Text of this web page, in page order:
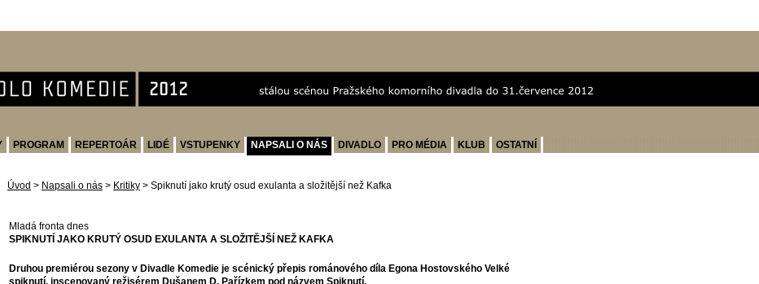
PROGRAM REPERTOÁR LIDÉ VSTUPENKY NAPSALI O NÁS DIVADLO PRO MÉDIA KLUB
OSTATNÍ
Úvod > Napsali o nás > Kritiky > Spiknutí jako krutý osud exulanta a složitější než Kafka
Mladá fronta dnes
SPIKNUTÍ JAKO KRUTÝ OSUD EXULANTA A SLOŽITĚJŠÍ NEŽ KAFKA
Druhou premiérou sezony v Divadle Komedie je scénický přepis románového díla Egona Hostovského Velké
spiknutí, inscenovaný režisérem Dušanem D. Pařízkem pod názvem Spiknutí.